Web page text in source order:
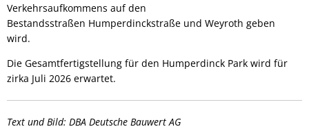
Verkehrsaufkommens auf den
Bestandsstraßen Humperdinckstraße und Weyroth geben
wird.
Die Gesamtfertigstellung für den Humperdinck Park wird für
zirka Juli 2026 erwartet.
Text und Bild: DBA Deutsche Bauwert AG